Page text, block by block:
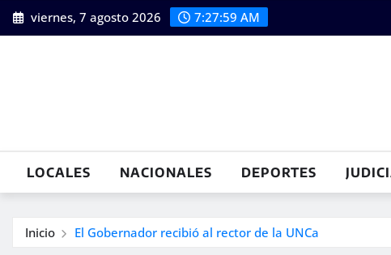
Saltar
al
viernes, 7 agosto 2026 7:28:00 AM
LOCALES NACIONALES DEPORTES
Inicio El Gobernador recibió al rector de la UNCa